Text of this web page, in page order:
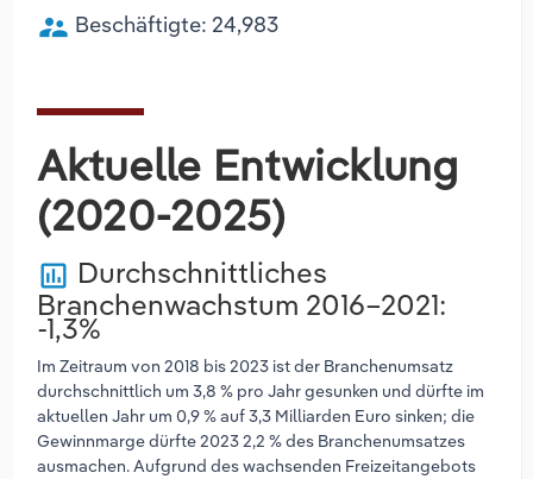
supervisor_account Beschäftigte: 24,983
Aktuelle Entwicklung
(2020-2025)
poll Durchschnittliches
Branchenwachstum 2016–2021:
-1,3%
Im Zeitraum von 2018 bis 2023 ist der Branchenumsatz
durchschnittlich um 3,8 % pro Jahr gesunken und dürfte im
aktuellen Jahr um 0,9 % auf 3,3 Milliarden Euro sinken; die
Gewinnmarge dürfte 2023 2,2 % des Branchenumsatzes
ausmachen. Aufgrund des wachsenden Freizeitangebots